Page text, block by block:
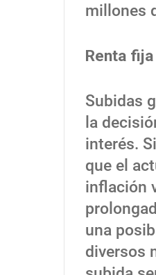
millones
Renta fija
Subidas
la
interés.
que el
inflación
una
diversos